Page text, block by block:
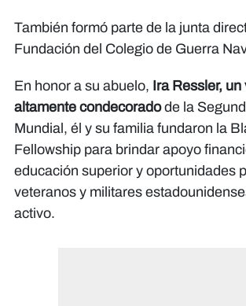
También formó parte de la junta
Fundación del Colegio de Guerra
En honor a su abuelo, Ira Ressler,
altamente condecoradode la
Mundial, él y su familia fundaron la
Fellowship para brindar apoyo
educación superior y oportunidades
veteranos y militares
activo.